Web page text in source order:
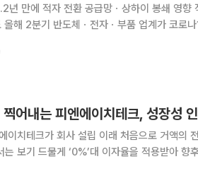
만에 적자 전환 공급망ㆍ상하이 봉쇄 영향
어내는 피엔에이치테크, 성장성
이치테크가 회사 설립 이래 처음으로 거액의
는 보기 드물게 ‘0%’대 이자율을 적용받아 향